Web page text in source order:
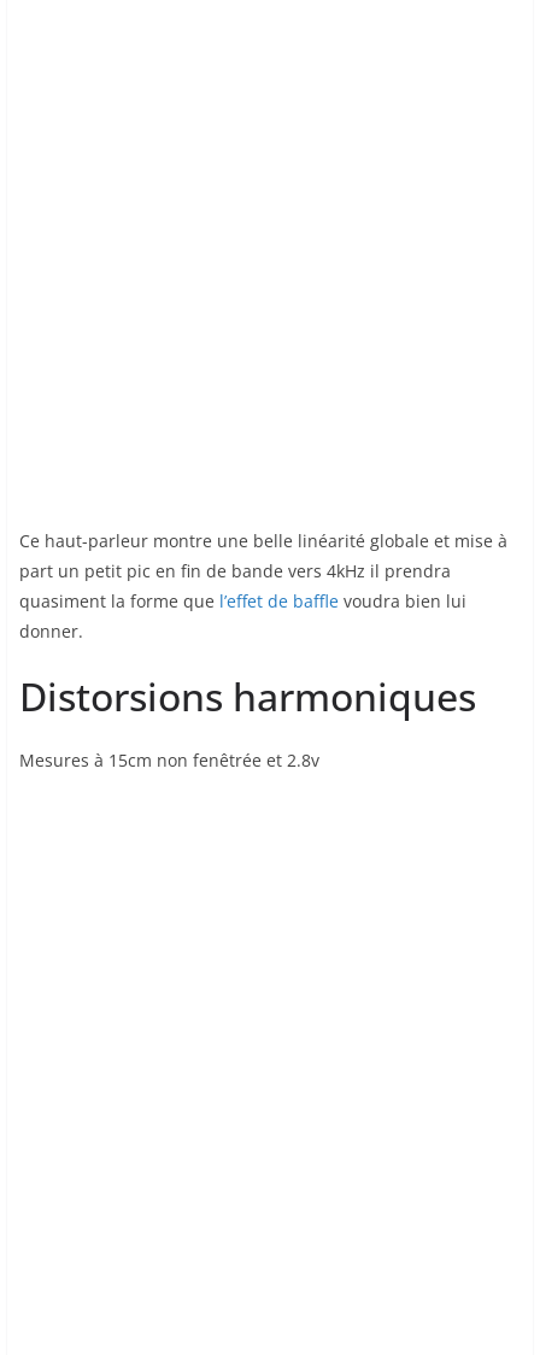
Ce haut-parleur montre une belle linéarité globale et mise à
part un petit pic en fin de bande vers 4kHz il prendra
quasiment la forme que l’effet de baffle voudra bien lui
donner.
Distorsions harmoniques
Mesures à 15cm non fenêtrée et 2.8v